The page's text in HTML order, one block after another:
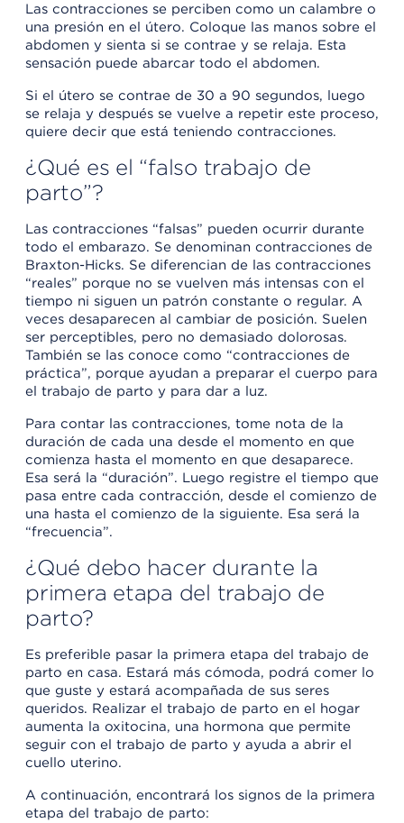
Las contracciones se perciben como un calambre o
una presión en el útero. Coloque las manos sobre el
abdomen y sienta si se contrae y se relaja. Esta
sensación puede abarcar todo el abdomen.
Si el útero se contrae de 30 a 90 segundos, luego
se relaja y después se vuelve a repetir este proceso,
quiere decir que está teniendo contracciones.
¿Qué es el “falso trabajo de
parto”?
Las contracciones “falsas” pueden ocurrir durante
todo el embarazo. Se denominan contracciones de
Braxton-Hicks. Se diferencian de las contracciones
“reales” porque no se vuelven más intensas con el
tiempo ni siguen un patrón constante o regular. A
veces desaparecen al cambiar de posición. Suelen
ser perceptibles, pero no demasiado dolorosas.
También se las conoce como “contracciones de
práctica”, porque ayudan a preparar el cuerpo para
el trabajo de parto y para dar a luz.
Para contar las contracciones, tome nota de la
duración de cada una desde el momento en que
comienza hasta el momento en que desaparece.
Esa será la “duración”. Luego registre el tiempo que
pasa entre cada contracción, desde el comienzo de
una hasta el comienzo de la siguiente. Esa será la
“frecuencia”.
¿Qué debo hacer durante la
primera etapa del trabajo de
parto?
Es preferible pasar la primera etapa del trabajo de
parto en casa. Estará más cómoda, podrá comer lo
que guste y estará acompañada de sus seres
queridos. Realizar el trabajo de parto en el hogar
aumenta la oxitocina, una hormona que permite
seguir con el trabajo de parto y ayuda a abrir el
cuello uterino.
A continuación, encontrará los signos de la primera
etapa del trabajo de parto: